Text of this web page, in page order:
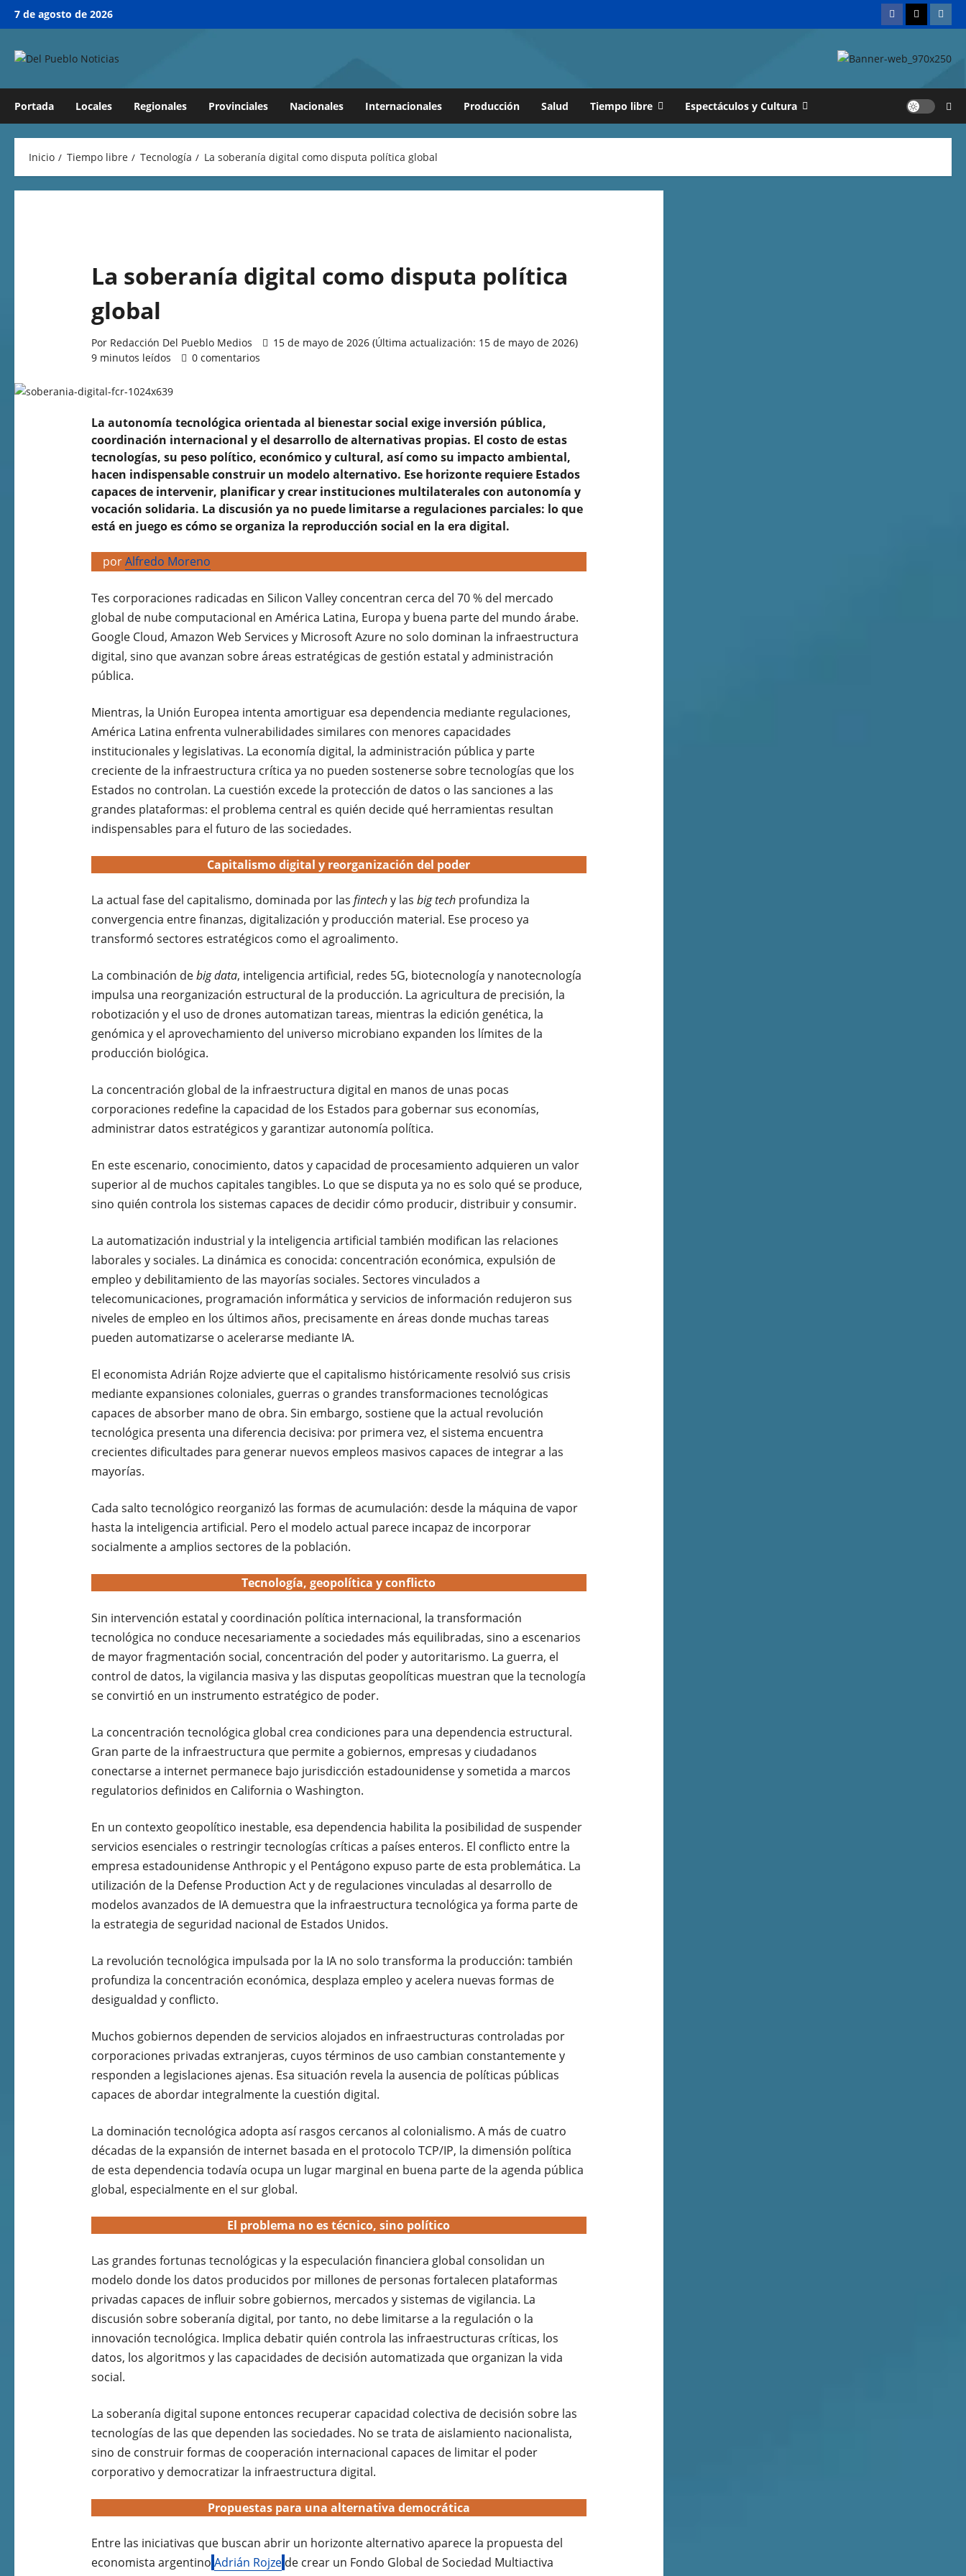
7 de agosto de 2026
Portada Locales Regionales Provinciales Nacionales Internacionales Producción Salud Tiempo libre Espectáculos y Cultura
Inicio Tiempo libre Tecnología La soberanía digital como disputa política global
La soberanía digital como disputa política
global
Por Redacción Del Pueblo Medios
15 de mayo de 2026 (Última actualización: 15 de mayo de 2026)
9 minutos leídos
0 comentarios
La autonomía tecnológica orientada al bienestar social exige inversión pública,
coordinación internacional y el desarrollo de alternativas propias. El costo de estas
tecnologías, su peso político, económico y cultural, así como su impacto ambiental,
hacen indispensable construir un modelo alternativo. Ese horizonte requiere Estados
capaces de intervenir, planificar y crear instituciones multilaterales con autonomía y
vocación solidaria. La discusión ya no puede limitarse a regulaciones parciales: lo que
está en juego es cómo se organiza la reproducción social en la era digital.
porAlfredo Moreno
Tes corporaciones radicadas en Silicon Valley concentran cerca del 70 % del mercado
global de nube computacional en América Latina, Europa y buena parte del mundo árabe.
Google Cloud, Amazon Web Services y Microsoft Azure no solo dominan la infraestructura
digital, sino que avanzan sobre áreas estratégicas de gestión estatal y administración
pública.
Mientras, la Unión Europea intenta amortiguar esa dependencia mediante regulaciones,
América Latina enfrenta vulnerabilidades similares con menores capacidades
institucionales y legislativas. La economía digital, la administración pública y parte
creciente de la infraestructura crítica ya no pueden sostenerse sobre tecnologías que los
Estados no controlan. La cuestión excede la protección de datos o las sanciones a las
grandes plataformas: el problema central es quién decide qué herramientas resultan
indispensables para el futuro de las sociedades.
Capitalismo digital y reorganización del poder
La actual fase del capitalismo, dominada por las fintechy las big techprofundiza la
convergencia entre finanzas, digitalización y producción material. Ese proceso ya
transformó sectores estratégicos como el agroalimento.
La combinación debig data, inteligencia artificial, redes 5G, biotecnología y nanotecnología
impulsa una reorganización estructural de la producción. La agricultura de precisión, la
robotización y el uso de drones automatizan tareas, mientras la edición genética, la
genómica y el aprovechamiento del universo microbiano expanden los límites de la
producción biológica.
La concentración global de la infraestructura digital en manos de unas pocas
corporaciones redefine la capacidad de los Estados para gobernar sus economías,
administrar datos estratégicos y garantizar autonomía política.
En este escenario, conocimiento, datos y capacidad de procesamiento adquieren un valor
superior al de muchos capitales tangibles. Lo que se disputa ya no es solo qué se produce,
sino quién controla los sistemas capaces de decidir cómo producir, distribuir y consumir.
La automatización industrial y la inteligencia artificial también modifican las relaciones
laborales y sociales. La dinámica es conocida: concentración económica, expulsión de
empleo y debilitamiento de las mayorías sociales. Sectores vinculados a
telecomunicaciones, programación informática y servicios de información redujeron sus
niveles de empleo en los últimos años, precisamente en áreas donde muchas tareas
pueden automatizarse o acelerarse mediante IA.
El economista Adrián Rojze advierte que el capitalismo históricamente resolvió sus crisis
mediante expansiones coloniales, guerras o grandes transformaciones tecnológicas
capaces de absorber mano de obra. Sin embargo, sostiene que la actual revolución
tecnológica presenta una diferencia decisiva: por primera vez, el sistema encuentra
crecientes dificultades para generar nuevos empleos masivos capaces de integrar a las
mayorías.
Cada salto tecnológico reorganizó las formas de acumulación: desde la máquina de vapor
hasta la inteligencia artificial. Pero el modelo actual parece incapaz de incorporar
socialmente a amplios sectores de la población.
Tecnología, geopolítica y conflicto
Sin intervención estatal y coordinación política internacional, la transformación
tecnológica no conduce necesariamente a sociedades más equilibradas, sino a escenarios
de mayor fragmentación social, concentración del poder y autoritarismo. La guerra, el
control de datos, la vigilancia masiva y las disputas geopolíticas muestran que la tecnología
se convirtió en un instrumento estratégico de poder.
La concentración tecnológica global crea condiciones para una dependencia estructural.
Gran parte de la infraestructura que permite a gobiernos, empresas y ciudadanos
conectarse a internet permanece bajo jurisdicción estadounidense y sometida a marcos
regulatorios definidos en California o Washington.
En un contexto geopolítico inestable, esa dependencia habilita la posibilidad de suspender
servicios esenciales o restringir tecnologías críticas a países enteros. El conflicto entre la
empresa estadounidense Anthropic y el Pentágono expuso parte de esta problemática. La
utilización de la Defense Production Act y de regulaciones vinculadas al desarrollo de
modelos avanzados de IA demuestra que la infraestructura tecnológica ya forma parte de
la estrategia de seguridad nacional de Estados Unidos.
La revolución tecnológica impulsada por la IA no solo transforma la producción: también
profundiza la concentración económica, desplaza empleo y acelera nuevas formas de
desigualdad y conflicto.
Muchos gobiernos dependen de servicios alojados en infraestructuras controladas por
corporaciones privadas extranjeras, cuyos términos de uso cambian constantemente y
responden a legislaciones ajenas. Esa situación revela la ausencia de políticas públicas
capaces de abordar integralmente la cuestión digital.
La dominación tecnológica adopta así rasgos cercanos al colonialismo. A más de cuatro
décadas de la expansión de internet basada en el protocolo TCP/IP, la dimensión política
de esta dependencia todavía ocupa un lugar marginal en buena parte de la agenda pública
global, especialmente en el sur global.
El problema no es técnico, sino político
Las grandes fortunas tecnológicas y la especulación financiera global consolidan un
modelo donde los datos producidos por millones de personas fortalecen plataformas
privadas capaces de influir sobre gobiernos, mercados y sistemas de vigilancia. La
discusión sobre soberanía digital, por tanto, no debe limitarse a la regulación o la
innovación tecnológica. Implica debatir quién controla las infraestructuras críticas, los
datos, los algoritmos y las capacidades de decisión automatizada que organizan la vida
social.
La soberanía digital supone entonces recuperar capacidad colectiva de decisión sobre las
tecnologías de las que dependen las sociedades. No se trata de aislamiento nacionalista,
sino de construir formas de cooperación internacional capaces de limitar el poder
corporativo y democratizar la infraestructura digital.
Propuestas para una alternativa democrática
Entre las iniciativas que buscan abrir un horizonte alternativo aparece la propuesta del
economista argentino Adrián Rojze de crear un Fondo Global de Sociedad Multiactiva